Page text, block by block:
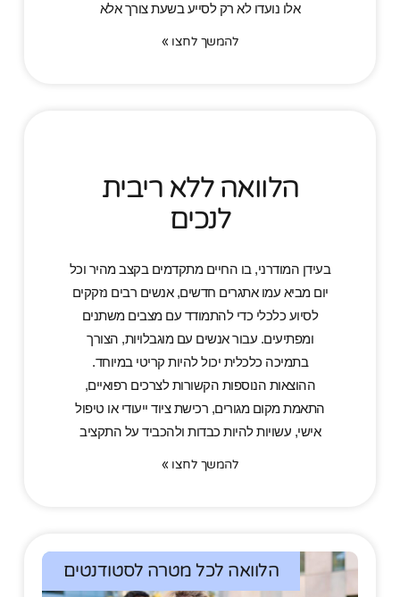
אלו נועדו לא רק לסייע בשעת צורך אלא
להמשך לחצו »
הלוואה ללא ריבית
לנכים
בעידן המודרני, בו החיים מתקדמים בקצב מהיר וכל
יום מביא עמו אתגרים חדשים, אנשים רבים נזקקים
לסיוע כלכלי כדי להתמודד עם מצבים משתנים
ומפתיעים. עבור אנשים עם מוגבלויות, הצורך
בתמיכה כלכלית יכול להיות קריטי במיוחד.
ההוצאות הנוספות הקשורות לצרכים רפואיים,
התאמת מקום מגורים, רכישת ציוד ייעודי או טיפול
אישי, עשויות להיות כבדות ולהכביד על התקציב
להמשך לחצו »
הלוואה לכל מטרה לסטודנטים